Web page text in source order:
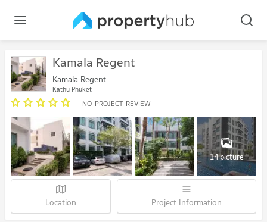
Kamala Regent
Kamala Regent
Kathu Phuket
NO_PROJECT_REVIEW
14 picture
Location Project Information